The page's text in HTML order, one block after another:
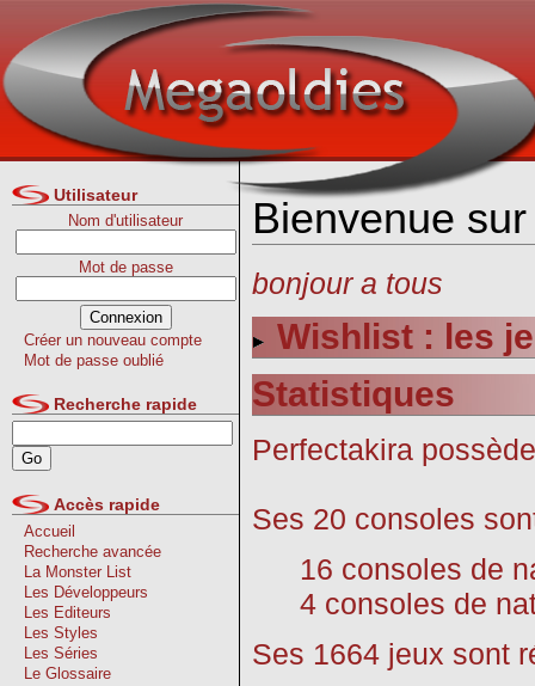
Utilisateur
Nom d'utilisateur
Mot de passe
Créer un nouveau compte
Mot de passe oublié
Recherche rapide
Accès rapide
Accueil
Recherche avancée
La Monster List
Les Développeurs
Les Editeurs
Les Styles
Les Séries
Le Glossaire
Bienvenue
bonjour a tous
Wishlist : les
Statistiques
Perfectakira
Ses 20 consoles
16 consoles de
4 consoles de
Ses 1664 jeux sont